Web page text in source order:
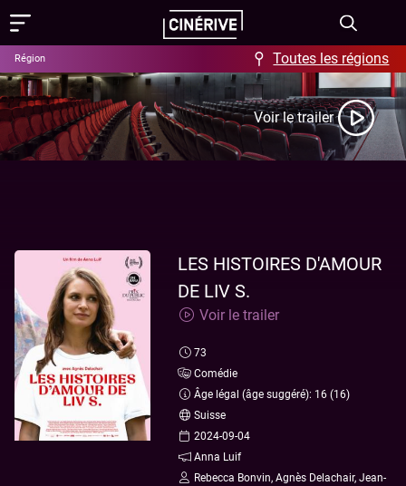
Ciné-Resto & Bar
Escape Game
Films
Showing in English
Programme
Actus
FAQ & Offres
Aide / FAQ
Offres
B2B
Anniversaire
Contact
À propos
Nous contacter
Nos cinémas
Région Toutes les régions
Voir le trailer
LES HISTOIRES D'AMOUR
DE LIV S.
Voir le trailer
73
Comédie
Âge légal (âge suggéré): 16 (16)
Suisse
2024-09-04
Anna Luif
Rebecca Bonvin, Agnès Delachair, Jean-